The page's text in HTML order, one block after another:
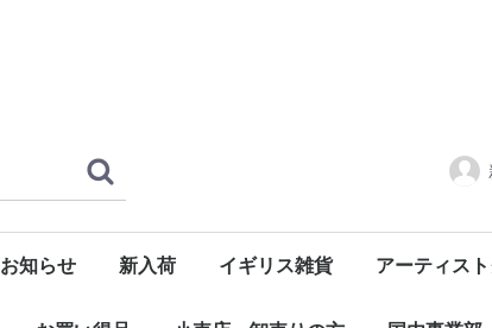
お知らせ 新入荷 イギリス雑貨 アーティス